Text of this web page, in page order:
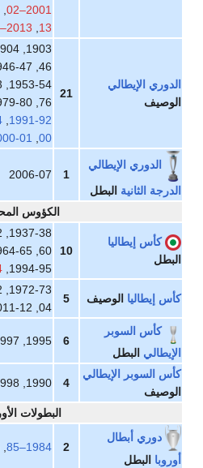
,
2002–03
2013–14
,
الإيطالي
1991-92
,
94
2000-01،
الدوري الإيطالي
الثانية البطل
1
2006-07
الكؤوس المحلية
كأس إيطاليا
1994-95,
2014–15
إيطاليا الوصيف 5
كأس السوبر
البطل
1995, 1997, 2002, 2003,
السوبر الإيطالي
1990, 1998, 2005, 2014
البطولات الأوربية
دوري أبطال
البطل
1984–85
,
1995–96